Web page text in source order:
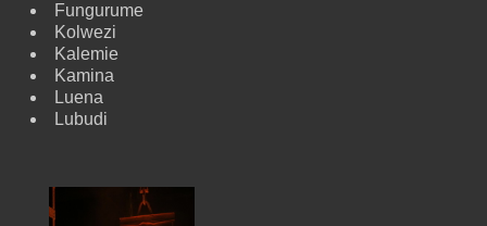
Fungurume
Kolwezi
Kalemie
Kamina
Luena
Lubudi